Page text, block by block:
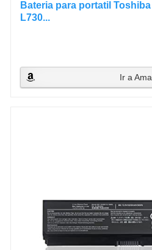
Bateria para portatil
L730...
Ir a